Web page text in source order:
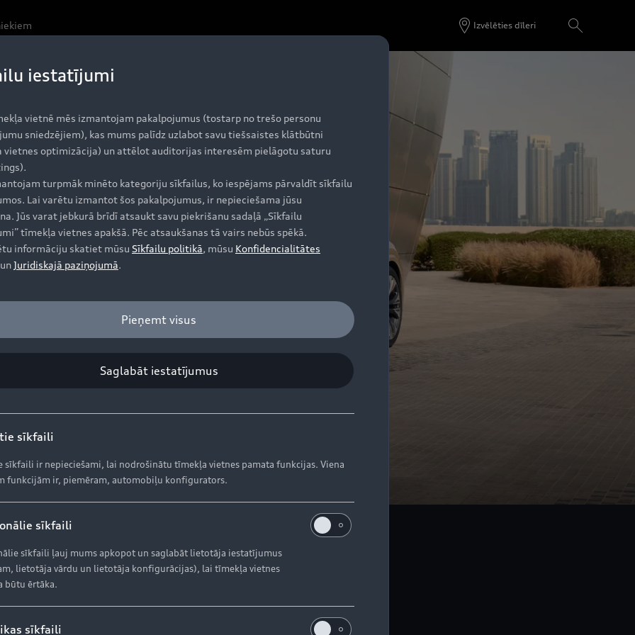
Izvēlēties dīleri
auto raksturīgo komfortu. Sportiska āriene un mājīgs salons.
iestatījumi
vietnē mēs izmantojam pakalpojumus (tostarp no trešo personu
sniedzējiem), kas mums palīdz uzlabot savu tiešsaistes klātbūtni
vietnes optimizācija) un attēlot auditorijas interesēm pielāgotu saturu
turpmāk minēto kategoriju sīkfailus, ko iespējams pārvaldīt sīkfailu
Lai varētu izmantot šos pakalpojumus, ir nepieciešama jūsu
Jūs varat jebkurā brīdī atsaukt savu piekrišanu sadaļā „Sīkfailu
tīmekļa vietnes apakšā. Pēc atsaukšanas tā vairs nebūs spēkā.
informāciju skatiet mūsu Sīkfailu politikā, mūsu Konfidencialitātes
unJuridiskajā paziņojumā.
Pieņemt visus
Saglabāt iestatījumus
sīkfaili
sīkfaili ir nepieciešami, lai nodrošinātu tīmekļa vietnes pamata funkcijas. Viena
funkcijām ir, piemēram, automobiļu konfigurators.
sīkfaili
sīkfaili ļauj mums apkopot un saglabāt lietotāja iestatījumus
lietotāja vārdu un lietotāja konfigurācijas), lai tīmekļa vietnes
būtu ērtāka.
sīkfaili